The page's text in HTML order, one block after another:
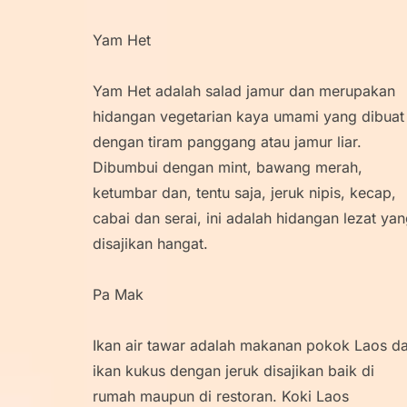
Yam Het
Yam Het adalah salad jamur dan merupakan
hidangan vegetarian kaya umami yang dibuat
dengan tiram panggang atau jamur liar.
Dibumbui dengan mint, bawang merah,
ketumbar dan, tentu saja, jeruk nipis, kecap,
cabai dan serai, ini adalah hidangan lezat
disajikan hangat.
Pa Mak
Ikan air tawar adalah makanan pokok Laos
ikan kukus dengan jeruk disajikan baik di
rumah maupun di restoran. Koki Laos